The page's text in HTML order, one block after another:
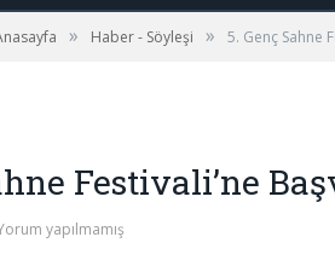
» Haber - Söyleşi » 5. Genç Sahne
Festivali’ne
yapılmamış